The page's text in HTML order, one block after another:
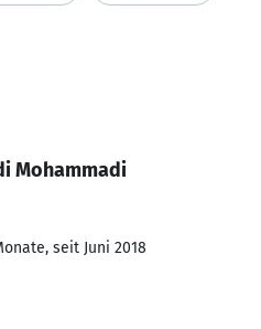
Mohammadi
seit Juni 2018